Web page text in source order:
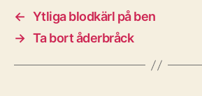
← Ytliga blodkärl på ben
→ Ta bort åderbråck